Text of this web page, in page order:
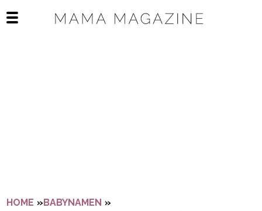
Open het mobiele menu
HOME »BABYNAMEN »